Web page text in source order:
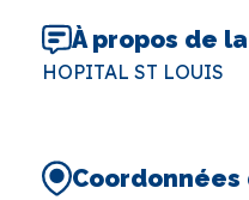
À propos de
HOPITAL ST LOUIS